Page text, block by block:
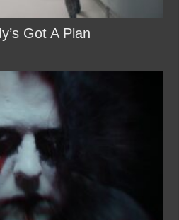
Got A Plan